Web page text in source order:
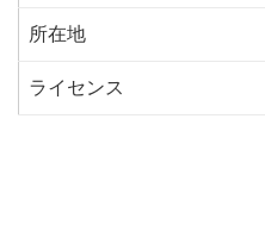
所在地
ライセンス